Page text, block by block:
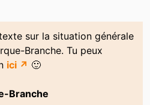
sur la situation générale
Branche. Tu peux
ici ↗ 🙂
Branche